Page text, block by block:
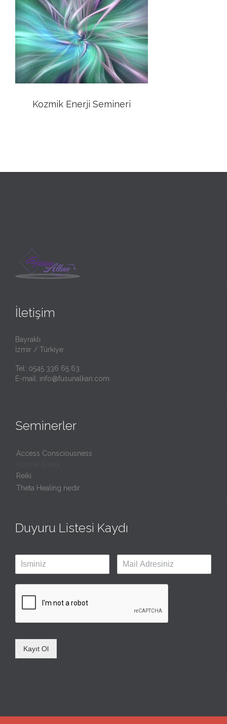
Kozmik Enerji Semineri
İletişim
Bayraklı
İzmir / Türkiye
Tel: 0545 336 65 63
E-mail: info@fusunalkan.com
Seminerler
Access Consciousness
Reiki
Theta Healing nedir
Duyuru Listesi Kaydı
Kayıt Ol